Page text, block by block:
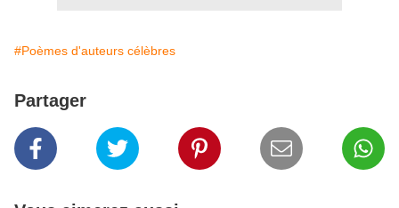
#Poèmes d'auteurs célèbres
Partager